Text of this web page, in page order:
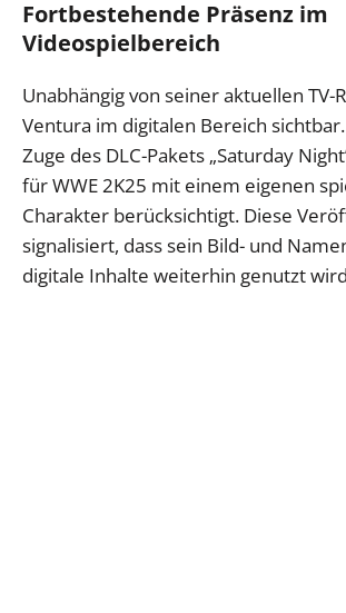
Fortbestehende Präsenz im
Videospielbereich
Unabhängig von seiner aktuellen TV-
Ventura im digitalen Bereich
Zuge des DLC-Pakets „Saturday
für WWE 2K25 mit einem eigenen
Charakter berücksichtigt. Diese
signalisiert, dass sein Bild- und
digitale Inhalte weiterhin genutzt